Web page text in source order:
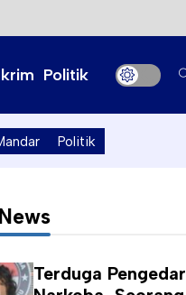
Politik
Politik
Terduga Pengedar